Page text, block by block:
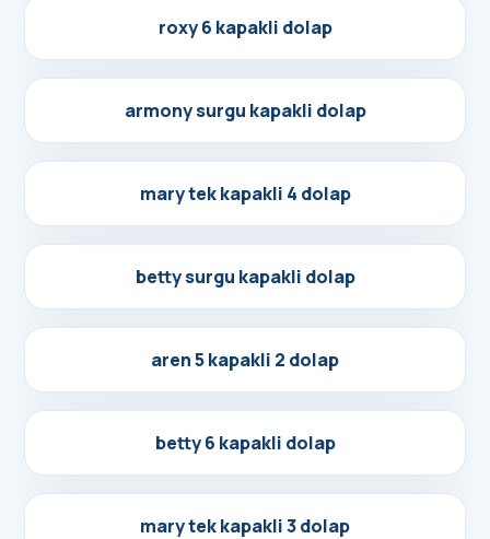
Detayları Gör
roxy 6 kapakli dolap
Detayları Gör
armony surgu kapakli dolap
Detayları Gör
mary tek kapakli 4 dolap
Detayları Gör
betty surgu kapakli dolap
Detayları Gör
aren 5 kapakli 2 dolap
Detayları Gör
betty 6 kapakli dolap
Detayları Gör
mary tek kapakli 3 dolap